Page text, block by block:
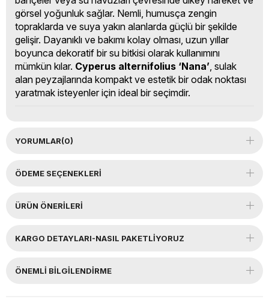
görsel yoğunluk sağlar. Nemli, humusça zengin
topraklarda ve suya yakın alanlarda güçlü bir şekilde
gelişir. Dayanıklı ve bakımı kolay olması, uzun yıllar
boyunca dekoratif bir su bitkisi olarak kullanımını
mümkün kılar. Cyperus alternifolius ‘Nana’ , sulak
alan peyzajlarında kompakt ve estetik bir odak noktası
yaratmak isteyenler için ideal bir seçimdir.
YORUMLAR(0)
ÖDEME SEÇENEKLERI
ÜRÜN ÖNERILERI
KARGO DETAYLARI-NASIL PAKETLİYORUZ
ÖNEMLI BILGILENDIRME